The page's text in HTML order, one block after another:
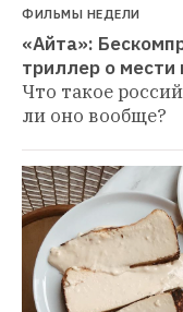
ФИЛЬМЫ НЕДЕЛИ
«Айта»:
триллер о мести
Что такое
ли оно вообще?